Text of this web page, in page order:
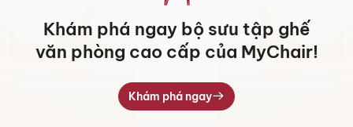
Khám phá ngay bộ sưu tập ghế
văn phòng cao cấp của MyChair!
Khám phá ngay